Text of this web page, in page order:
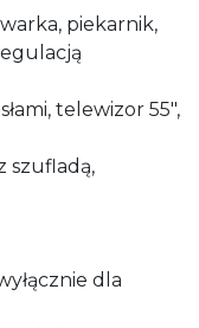
piekarnik,
telewizor 55",
szufladą,
dla